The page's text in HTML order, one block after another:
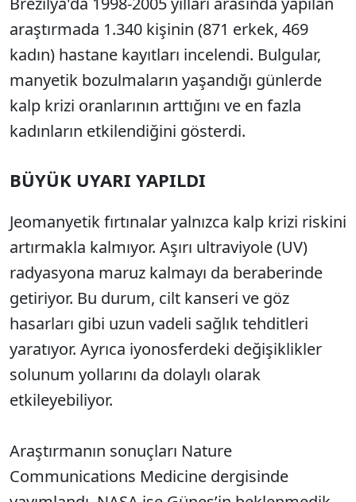
araştırmada 1.340 kişinin (871 erkek, 469
kadın) hastane kayıtları incelendi. Bulgular,
manyetik bozulmaların yaşandığı günlerde
kalp krizi oranlarının arttığını ve en fazla
kadınların etkilendiğini gösterdi.
BÜYÜK UYARI YAPILDI
Jeomanyetik fırtınalar yalnızca kalp krizi riskini
artırmakla kalmıyor. Aşırı ultraviyole (UV)
radyasyona maruz kalmayı da beraberinde
getiriyor. Bu durum, cilt kanseri ve göz
hasarları gibi uzun vadeli sağlık tehditleri
yaratıyor. Ayrıca iyonosferdeki değişiklikler
solunum yollarını da dolaylı olarak
etkileyebiliyor.
Araştırmanın sonuçları Nature
Communications Medicine dergisinde